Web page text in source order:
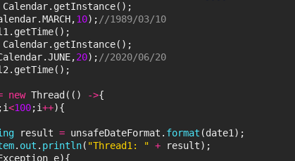
Calendar.getInstance();
10); //1989/03/10
Calendar.getInstance();
20); //2020/06/20
new Thread(() ->{
;i<100;i++){
result = unsafeDateFormat. format (date1);
. out . println( "Thread1: " + result);
e){